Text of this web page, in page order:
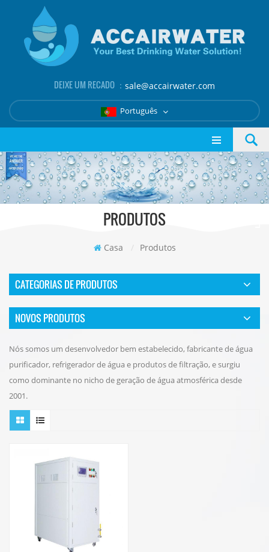
DEIXE UM RECADO ： sale@accairwater.com
Português
PRODUTOS
Casa / Produtos
CATEGORIAS DE PRODUTOS
NOVOS PRODUTOS
Nós somos um desenvolvedor bem estabelecido, fabricante de água
purificador, refrigerador de água e produtos de filtração, e surgiu
como dominante no nicho de geração de água atmosférica desde
2001.